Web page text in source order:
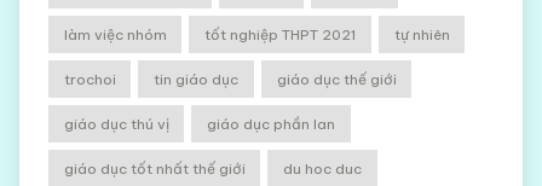
làm việc nhóm tốt nghiệp THPT 2021 tự nhiên
trochoi tin giáo dục giáo dục thế giới
giáo dục thú vị giáo dục phần lan
giáo dục tốt nhất thế giới du hoc duc